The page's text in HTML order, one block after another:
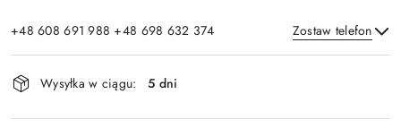
+48 608 691 988 +48 698 632 374 Zostaw telefon
Dostępność
i
dostawa
Wysyłka w ciągu: 5 dni